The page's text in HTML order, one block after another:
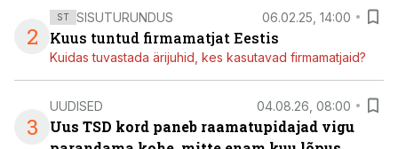
2
ST SISUTURUNDUS 06.02.25, 14:00
Kuus tuntud firmamatjat Eestis
Kuidas tuvastada ärijuhid, kes kasutavad firmamatjaid?
3
UUDISED 04.08.26, 08:00
Uus TSD kord paneb raamatupidajad vigu